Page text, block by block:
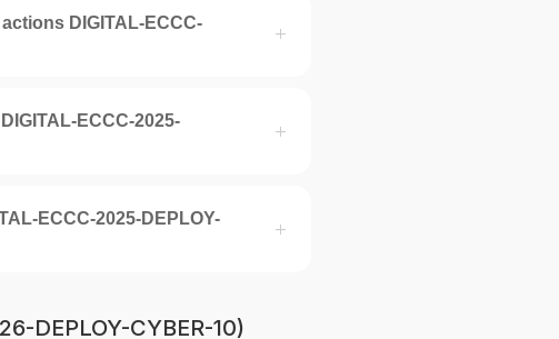
DIGITAL-ECCC-
ECCC-2025-
ECCC-2025-DEPLOY-
DEPLOY-CYBER-10)